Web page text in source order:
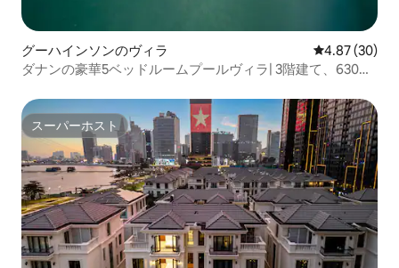
グーハインソンのヴィラ レビュー30
4.87 (30)
ダナンの豪華5ベッドルームプールヴィラ| 3階建て、630平
スーパーホスト
スーパーホスト